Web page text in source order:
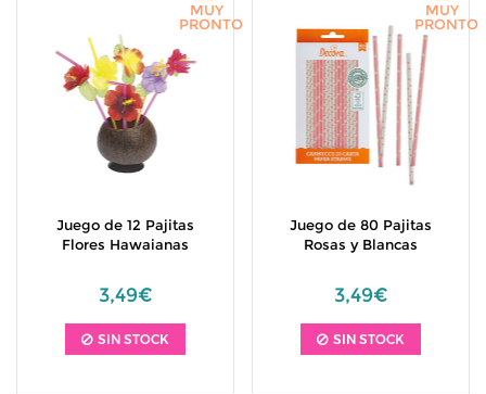
Juego de 12 Pajitas
Flores Hawaianas
3,49€
SIN STOCK
MUY
PRONTO
Juego de 80 Pajitas
Rosas y Blancas
3,49€
SIN STOCK
MUY
PRONTO